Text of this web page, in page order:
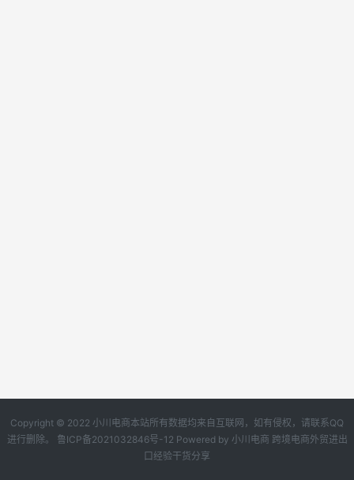
Copyright © 2022 小川电商本站所有数据均来自互联网，如有侵权，请联系QQ
进行删除。 鲁ICP备2021032846号-12 Powered by 小川电商 跨境电商外贸进出
口经验干货分享